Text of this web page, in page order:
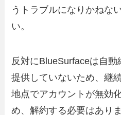
うトラブルになりかねな
い。
反対にBlueSurfaceは自
提供していないため、継
地点でアカウントが無効
め、解約する必要はあり